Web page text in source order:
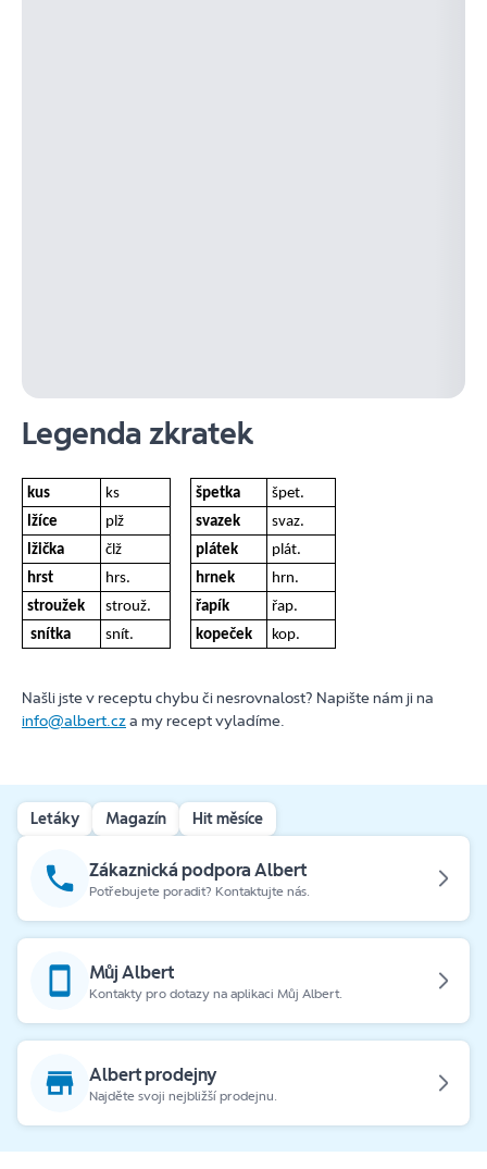
Legenda zkratek
kus ks špetka
špet.
lžíce
plž svazek
svaz.
lžička
člž plátek
plát.
hrst
hrs. hrnek
hrn.
stroužek
strouž. řapík
řap.
snítka
snít. kopeček kop.
Našli jste v receptu chybu či nesrovnalost? Napište nám ji na
info@albert.cza my recept vyladíme.
Letáky Magazín Hit měsíce
Zákaznická podpora Albert
Potřebujete poradit? Kontaktujte nás.
Můj Albert
Kontakty pro dotazy na aplikaci Můj Albert.
Albert prodejny
Najděte svoji nejbližší prodejnu.